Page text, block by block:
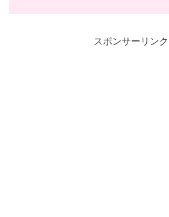
スポンサーリンク